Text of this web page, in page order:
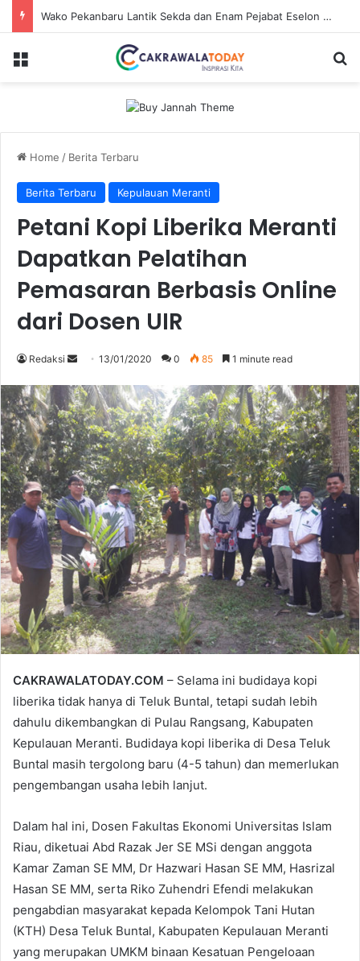
Dirut Jasa Raharja Dampingi Wamenhub Tinjau Penanganan Korban KM Mutiara Sentosa II di RS PHC Surabaya
Menu
Home / Berita Terbaru
Berita Terbaru Kepulauan Meranti
Petani Kopi Liberika Meranti
Dapatkan Pelatihan
Pemasaran Berbasis Online
dari Dosen UIR
Redaksi
Send
email
13/01/2020 0 85 1 minute read
CAKRAWALATODAY.COM – Selama ini budidaya kopi
liberika tidak hanya di Teluk Buntal, tetapi sudah lebih
dahulu dikembangkan di Pulau Rangsang, Kabupaten
Kepulauan Meranti. Budidaya kopi liberika di Desa Teluk
Buntal masih tergolong baru (4-5 tahun) dan memerlukan
pengembangan usaha lebih lanjut.
Dalam hal ini, Dosen Fakultas Ekonomi Universitas Islam
Riau, diketuai Abd Razak Jer SE MSi dengan anggota
Kamar Zaman SE MM, Dr Hazwari Hasan SE MM, Hasrizal
Hasan SE MM, serta Riko Zuhendri Efendi melakukan
pengabdian masyarakat kepada Kelompok Tani Hutan
(KTH) Desa Teluk Buntal, Kabupaten Kepulauan Meranti
yang merupakan UMKM binaan Kesatuan Pengeloaan